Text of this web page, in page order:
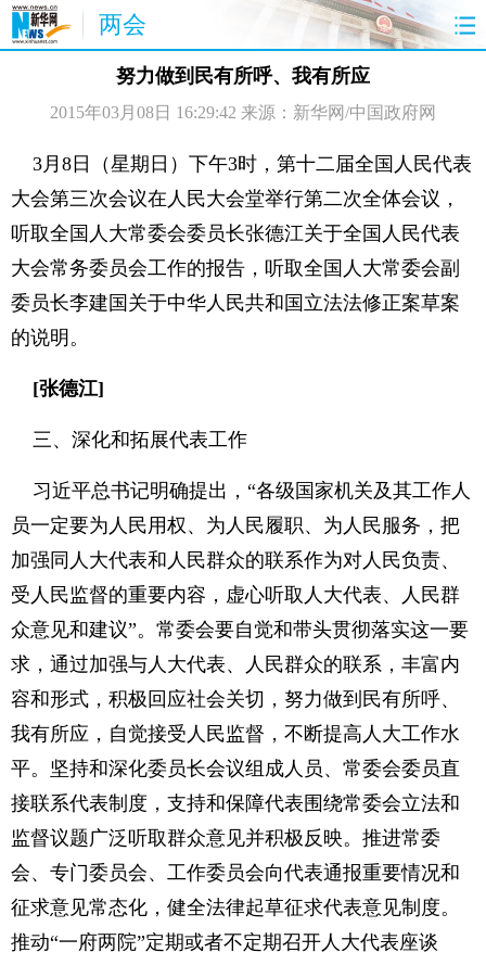
两会
聚焦 最新报道
视频 特稿 授权发布 直播
访谈 炫数据 图片 思客
努力做到民有所呼、我有所应
2015年03月08日 16:29:42 来源：新华网/中国政府网
3月8日（星期日）下午3时，第十二届全国人民代表
大会第三次会议在人民大会堂举行第二次全体会议，
听取全国人大常委会委员长张德江关于全国人民代表
大会常务委员会工作的报告，听取全国人大常委会副
委员长李建国关于中华人民共和国立法法修正案草案
的说明。
[张德江]
三、深化和拓展代表工作
习近平总书记明确提出，“各级国家机关及其工作人
员一定要为人民用权、为人民履职、为人民服务，把
加强同人大代表和人民群众的联系作为对人民负责、
受人民监督的重要内容，虚心听取人大代表、人民群
众意见和建议”。常委会要自觉和带头贯彻落实这一要
求，通过加强与人大代表、人民群众的联系，丰富内
容和形式，积极回应社会关切，努力做到民有所呼、
我有所应，自觉接受人民监督，不断提高人大工作水
平。坚持和深化委员长会议组成人员、常委会委员直
接联系代表制度，支持和保障代表围绕常委会立法和
监督议题广泛听取群众意见并积极反映。推进常委
会、专门委员会、工作委员会向代表通报重要情况和
征求意见常态化，健全法律起草征求代表意见制度。
推动“一府两院”定期或者不定期召开人大代表座谈